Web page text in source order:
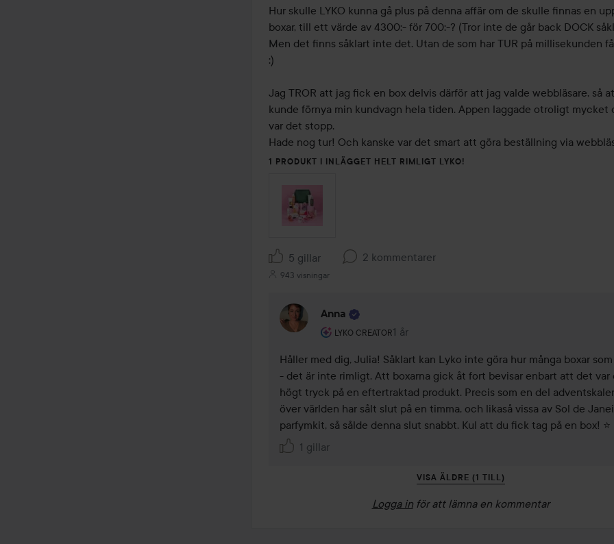
av
5
Hur skulle LYKO kunna gå plus på denna affär om de skulle finnas en
boxar, till ett värde av 4300:- för 700:-? (Tror inte de går back DOCK
Men det finns såklart inte det. Utan de som har TUR på millisekunden
:)
Jag TROR att jag fick en box delvis därför att jag valde webbläsare, så
kunde förnya min kundvagn hela tiden. Appen laggade otroligt mycket
var det stopp.
Hade nog tur! Och kanske var det smart att göra beställning via
1 PRODUKT I INLÄGGET HELT RIMLIGT LYKO!
5 gillar 2 kommentarer
943 visningar
Anna
LYKO CREATOR
Användarens roll: Lyko Creator.
1 år
Kommentaren lades 1 år
Håller med dig, Julia! Såklart kan Lyko inte göra hur många boxar
- det är inte rimligt. Att boxarna gick åt fort bevisar enbart att det
högt tryck på en eftertraktad produkt. Precis som en del
över världen har sålt slut på en timma, och likaså vissa av Sol de
parfymkit, så sålde denna slut snabbt. Kul att du fick tag på en box! ⭐️
1 gillar
VISA ÄLDRE (1 TILL)
Logga in för att lämna en kommentar